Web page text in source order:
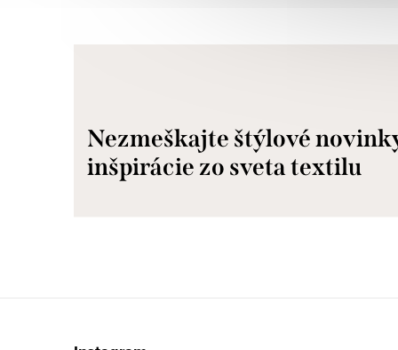
Nezmeškajte štýlové
inšpirácie zo sveta textilu